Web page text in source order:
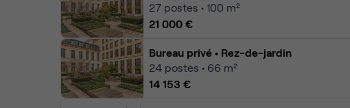
27 postes • 100 m²
21 000 €
Bureau privé • Rez-de-jardin
24 postes • 66 m²
14 153 €